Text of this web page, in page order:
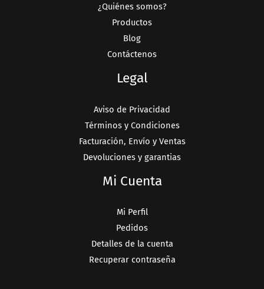
¿Quiénes somos?
Productos
Blog
Contáctenos
Legal
Aviso de Privacidad
Términos y Condiciones
Facturación, Envío y Ventas
Devoluciones y garantias
Mi Cuenta
Mi Perfil
Pedidos
Detalles de la cuenta
Recuperar contraseña